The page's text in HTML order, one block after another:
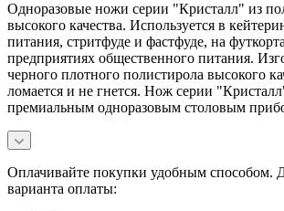
Одноразовые ножи серии "Кристалл" из
высокого качества. Используется в
питания, стритфуде и фастфуде, на
предприятиях общественного питания.
черного плотного полистирола высокого
ломается и не гнется. Нож серии
премиальным одноразовым столовым
Оплачивайте покупки удобным способом.
варианта оплаты: